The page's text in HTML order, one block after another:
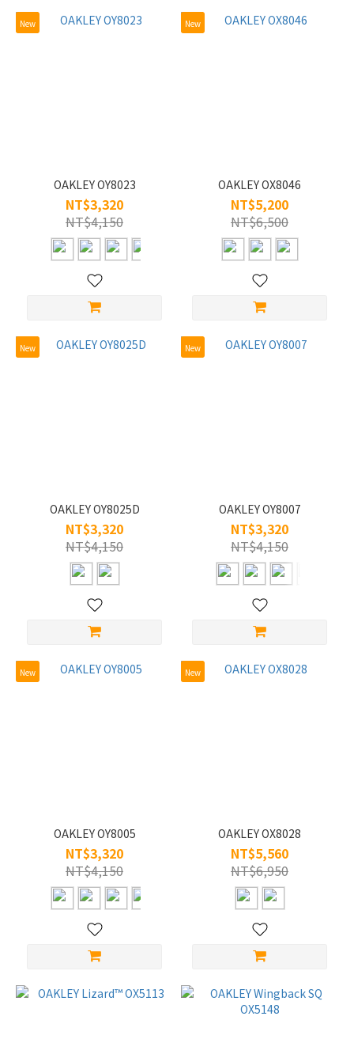
New
OAKLEY OY8023
NT$3,320
NT$4,150
New
OAKLEY OX8046
NT$5,200
NT$6,500
New
OAKLEY OY8025D
NT$3,320
NT$4,150
New
OAKLEY OY8007
NT$3,320
NT$4,150
New
OAKLEY OY8005
NT$3,320
NT$4,150
New
OAKLEY OX8028
NT$5,560
NT$6,950